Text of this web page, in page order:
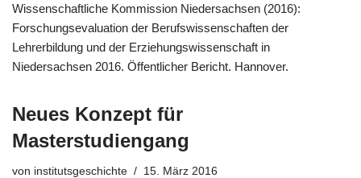
Wissenschaftliche Kommission Niedersachsen (2016):
Forschungsevaluation der Berufswissenschaften der
Lehrerbildung und der Erziehungswissenschaft in
Niedersachsen 2016. Öffentlicher Bericht. Hannover.
Neues Konzept für
Masterstudiengang
von institutsgeschichte 15. März 2016